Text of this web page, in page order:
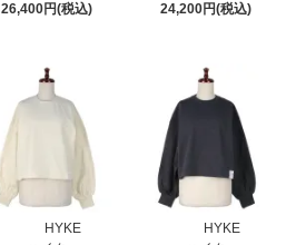
26,400円(税込)
24,200円(税込)
HYKE
HYKE